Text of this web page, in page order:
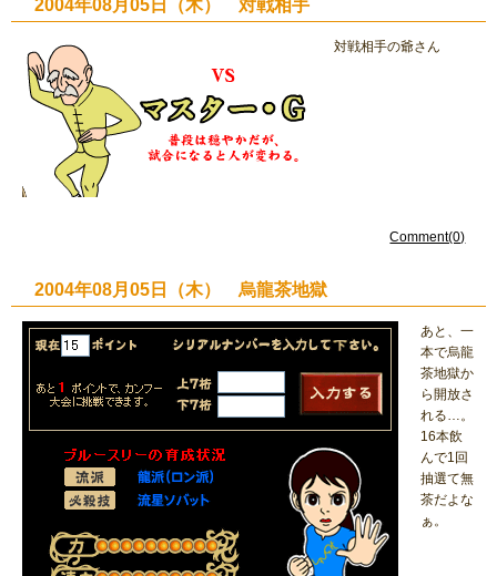
2004年08月05日（木） 対戦相手
対戦相手の爺さん
Comment(0)
2004年08月05日（木） 烏龍茶地獄
あと、一
本で烏龍
茶地獄か
ら開放さ
れる…。
16本飲
んで1回
抽選て無
茶だよな
ぁ。